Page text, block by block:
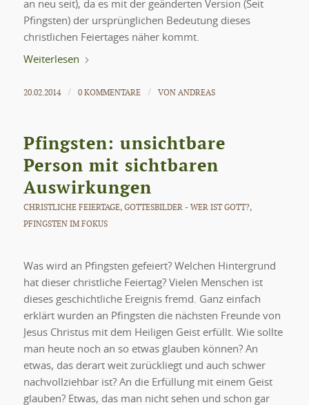
an neu seit), da es mit der geänderten Version (Seit
Pfingsten) der ursprünglichen Bedeutung dieses
christlichen Feiertages näher kommt.
Weiterlesen
20.02.2014 / 0 KOMMENTARE / VONANDREAS
Pfingsten: unsichtbare
Person mit sichtbaren
Auswirkungen
CHRISTLICHE FEIERTAGE, GOTTESBILDER - WER IST GOTT?,
PFINGSTEN IM FOKUS
Was wird an Pfingsten gefeiert? Welchen Hintergrund
hat dieser christliche Feiertag? Vielen Menschen ist
dieses geschichtliche Ereignis fremd. Ganz einfach
erklärt wurden an Pfingsten die nächsten Freunde von
Jesus Christus mit dem Heiligen Geist erfüllt. Wie sollte
man heute noch an so etwas glauben können? An
etwas, das derart weit zurückliegt und auch schwer
nachvollziehbar ist? An die Erfüllung mit einem Geist
glauben? Etwas, das man nicht sehen und schon gar